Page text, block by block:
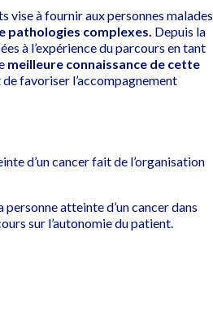
vise à fournir aux personnes malades
pathologies complexes. Depuis la
à l’expérience du parcours en tant
meilleure connaissance de cette
de favoriser l’accompagnement
d’un cancer fait de l’organisation
atteinte d’un cancer dans
sur l’autonomie du patient.